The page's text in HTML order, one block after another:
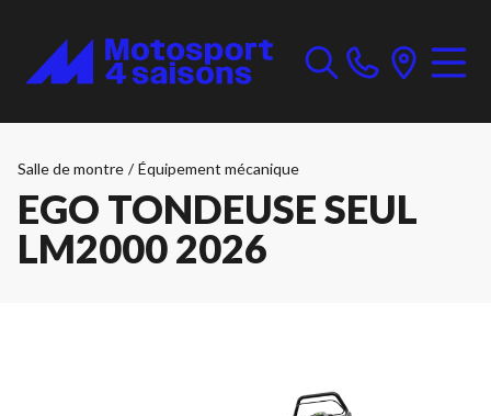
Salle de montre / Équipement mécanique
EGO TONDEUSE SEUL
LM2000 2026